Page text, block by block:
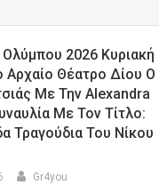
2026 Κυριακή
Αρχαίο Θέατρο Δίου Ο
Με Την Alexandra
Με Τον Τίτλο:
Τραγούδια Του Νίκου
Gr4you